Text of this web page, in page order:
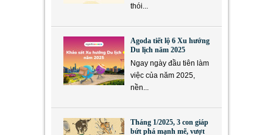
thói...
Agoda tiết lộ 6 Xu hướng
Du lịch năm 2025
Ngay ngày đầu tiên làm
việc của năm 2025,
nền...
Tháng 1/2025, 3 con giáp
bứt phá mạnh mẽ, vượt